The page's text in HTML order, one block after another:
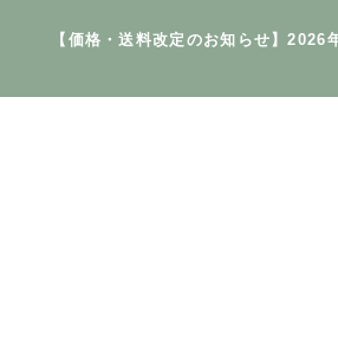
【価格・送料改定のお知らせ】2026